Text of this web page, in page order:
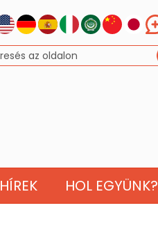
HÍREK HOL EGYÜNK?